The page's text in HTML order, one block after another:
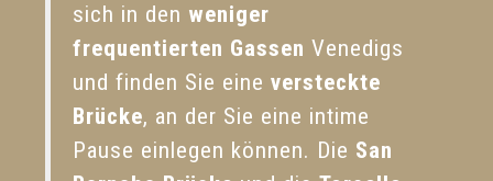
sich in den weniger
frequentierten Gassen Venedigs
und finden Sie eineversteckte
Brücke, an der Sie eine intime
Pause einlegen können. Die San